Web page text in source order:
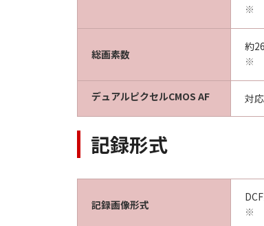
※
総画素数
約
※
デュアルピクセルCMOS AF 対応
記録形式
記録画像形式
※